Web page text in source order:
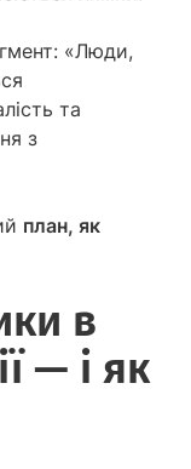
«Люди,
та
з
план, як
в
— і як